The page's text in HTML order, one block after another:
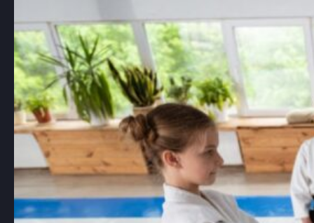
korzyściach z treningów
Aikido, japońska sztuka walki znana z
używania technik obronnych, które…